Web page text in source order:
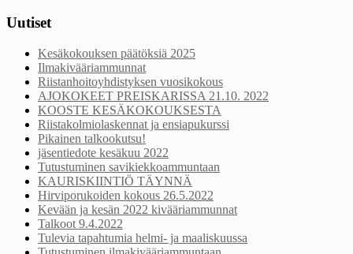
Uutiset
Kesäkokouksen päätöksiä 2025
Ilmakivääriammunnat
Riistanhoitoyhdistyksen vuosikokous
AJOKOKEET PREISKARISSA 21.10. 2022
KOOSTE KESÄKOKOUKSESTA
Riistakolmiolaskennat ja ensiapukurssi
Pikainen talkookutsu!
jäsentiedote kesäkuu 2022
Tutustuminen savikiekkoammuntaan
KAURISKIINTIÖ TÄYNNÄ
Hirviporukoiden kokous 26.5.2022
Kevään ja kesän 2022 kivääriammunnat
Talkoot 9.4.2022
Tulevia tapahtumia helmi- ja maaliskuussa